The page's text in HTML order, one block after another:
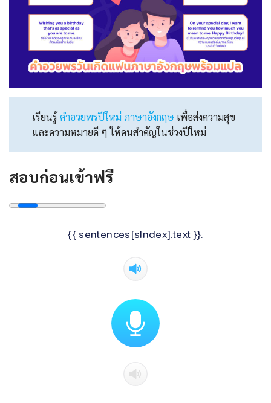
เรียนรู้ คําอวยพรปีใหม่ ภาษาอังกฤษ เพื่อส่งความสุข
และความหมายดี ๆ ให้คนสำคัญในช่วงปีใหม่
สอบก่อนเข้าฟรี
{{ sentences[sIndex].text }}.